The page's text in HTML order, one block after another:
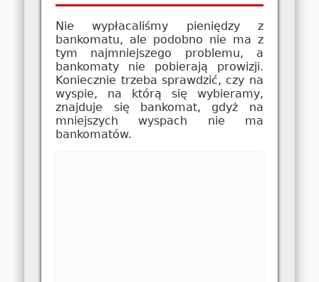
Nie wypłacaliśmy pieniędzy z
bankomatu, ale podobno nie ma z
tym najmniejszego problemu, a
bankomaty nie pobierają prowizji.
Koniecznie trzeba sprawdzić, czy na
wyspie, na którą się wybieramy,
znajduje się bankomat, gdyż na
mniejszych wyspach nie ma
bankomatów.